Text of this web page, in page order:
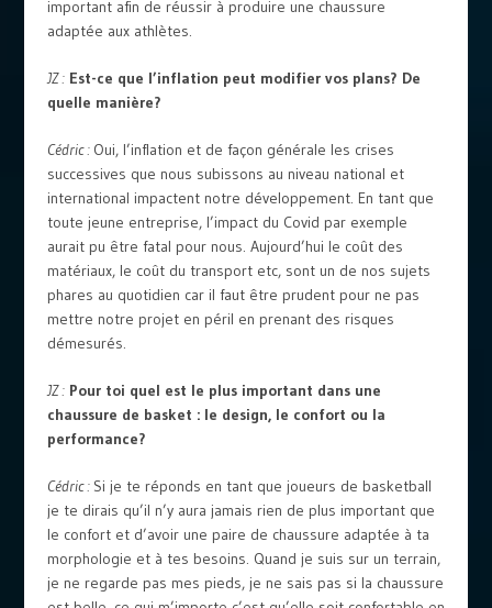
important afin de réussir à produire une chaussure
adaptée aux athlètes.
JZ :Est-ce que l’inflation peut modifier vos plans? De
quelle manière?
Cédric : Oui, l’inflation et de façon générale les crises
successives que nous subissons au niveau national et
international impactent notre développement. En tant que
toute jeune entreprise, l’impact du Covid par exemple
aurait pu être fatal pour nous. Aujourd’hui le coût des
matériaux, le coût du transport etc, sont un de nos sujets
phares au quotidien car il faut être prudent pour ne pas
mettre notre projet en péril en prenant des risques
démesurés.
JZ :Pour toi quel est le plus important dans une
chaussure de basket : le design, le confort ou la
performance?
Cédric : Si je te réponds en tant que joueurs de basketball
je te dirais qu’il n’y aura jamais rien de plus important que
le confort et d’avoir une paire de chaussure adaptée à ta
morphologie et à tes besoins. Quand je suis sur un terrain,
je ne regarde pas mes pieds, je ne sais pas si la chaussure